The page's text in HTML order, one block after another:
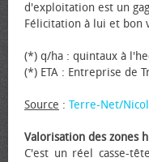
d'exploitation est un
Félicitation à lui et bon
(*) q/ha : quintaux à
(*) ETA : Entreprise de
Source : Terre-Net/
Valorisation des zones
C'est un réel casse-